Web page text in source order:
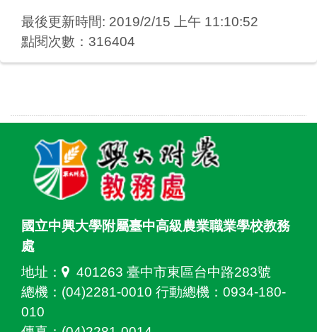
最後更新時間: 2019/2/15 上午 11:10:52
點閱次數：316404
國立中興大學附屬臺中高級農業職業學校教務
處
地址：
401263 臺中市東區台中路283號
總機：(04)2281-0010 行動總機：0934-180-
010